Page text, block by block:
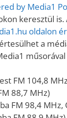
by Media1
keresztül is.
oldalon
a
FM 104,8
88,7 MHz)
FM 98,4